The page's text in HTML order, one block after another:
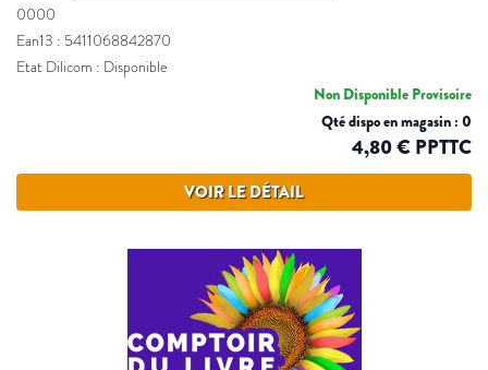
0000
Ean13 : 5411068842870
Etat Dilicom : Disponible
Non Disponible Provisoire
Qté dispo en magasin : 0
4,80 € PPTTC
VOIR LE DÉTAIL